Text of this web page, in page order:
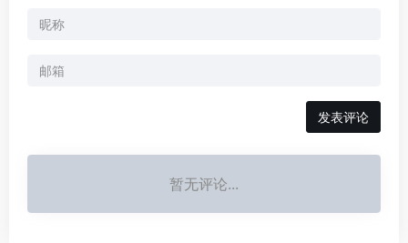
发表评论
暂无评论...